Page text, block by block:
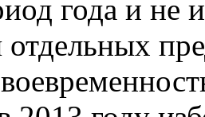
года и не
отдельных